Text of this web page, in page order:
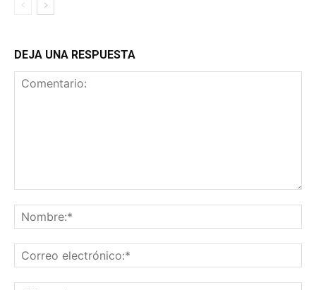
DEJA UNA RESPUESTA